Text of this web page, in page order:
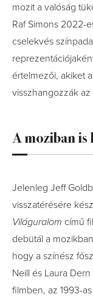
mozit a valóság
Raf Simons 2022-
cselekvés
értelmezői, akiket
visszhangozzák az
A moziban
Jelenleg Jeff
visszatérésére
Világuralom című
debütál a
hogy a színész
Neill és Laura
filmben, az 1993-as